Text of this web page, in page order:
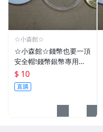
☆小森館☆
☆小森館☆錢幣也要一頂
安全帽!錢幣銀幣專用透
明壓克力盒收納保護盒.1
枚10元~55
$ 10
直購